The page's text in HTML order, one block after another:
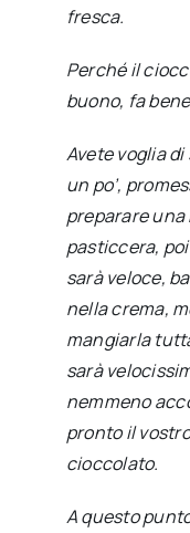
fresca.
Perché il
buono, fa
Avete voglia
un po’,
preparare
pasticcera,
sarà veloce,
nella crema,
mangiarla
sarà
nemmeno
pronto il
cioccolato.
A questo